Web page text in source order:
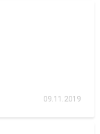
09.11.2019